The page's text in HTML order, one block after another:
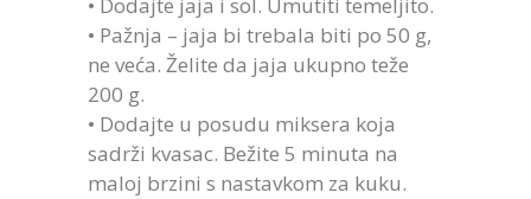
• Dodajte jaja i sol. Umutiti temeljito.
• Pažnja – jaja bi trebala biti po 50 g,
ne veća. Želite da jaja ukupno teže
200 g.
• Dodajte u posudu miksera koja
sadrži kvasac. Bežite 5 minuta na
maloj brzini s nastavkom za kuku.